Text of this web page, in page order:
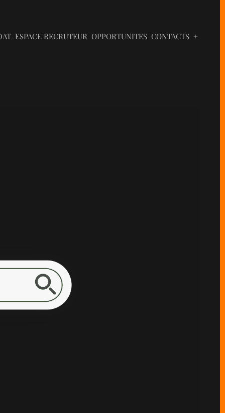
ESPACE RECRUTEUR OPPORTUNITES CONTACTS +